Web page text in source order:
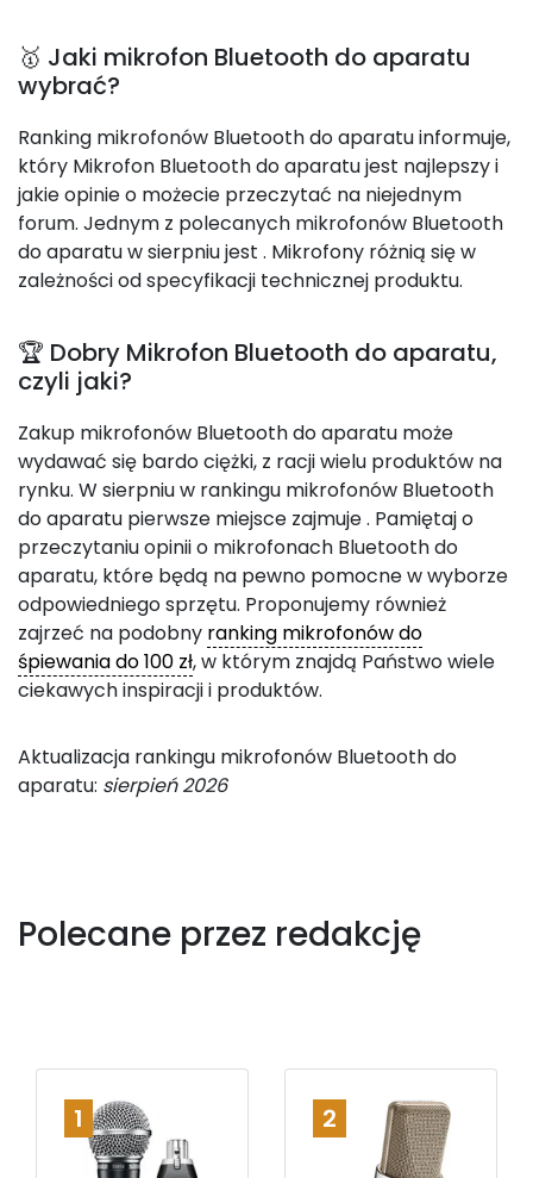
🥇 Jaki mikrofon Bluetooth do aparatu
wybrać?
Ranking mikrofonów Bluetooth do aparatu informuje,
który Mikrofon Bluetooth do aparatu jest najlepszy i
jakie opinie o możecie przeczytać na niejednym
forum. Jednym z polecanych mikrofonów Bluetooth
do aparatu w sierpniu jest . Mikrofony różnią się w
zależności od specyfikacji technicznej produktu.
🏆 Dobry Mikrofon Bluetooth do aparatu,
czyli jaki?
Zakup mikrofonów Bluetooth do aparatu może
wydawać się bardo ciężki, z racji wielu produktów na
rynku. W sierpniu w rankingu mikrofonów Bluetooth
do aparatu pierwsze miejsce zajmuje. Pamiętaj o
przeczytaniu opinii o mikrofonach Bluetooth do
aparatu, które będą na pewno pomocne w wyborze
odpowiedniego sprzętu. Proponujemy również
zajrzeć na podobny ranking mikrofonów do
śpiewania do 100 zł, w którym znajdą Państwo wiele
ciekawych inspiracji i produktów.
Aktualizacja rankingu mikrofonów Bluetooth do
aparatu: sierpień 2026
Polecane przez redakcję
1 2